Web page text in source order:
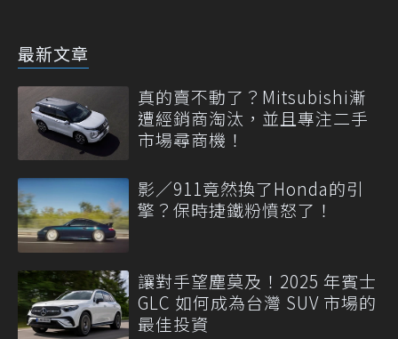
最新文章
真的賣不動了？Mitsubishi漸
遭經銷商淘汰，並且專注二手
市場尋商機！
影／911竟然換了Honda的引
擎？保時捷鐵粉憤怒了！
讓對手望塵莫及！2025 年賓士
GLC 如何成為台灣 SUV 市場的
最佳投資